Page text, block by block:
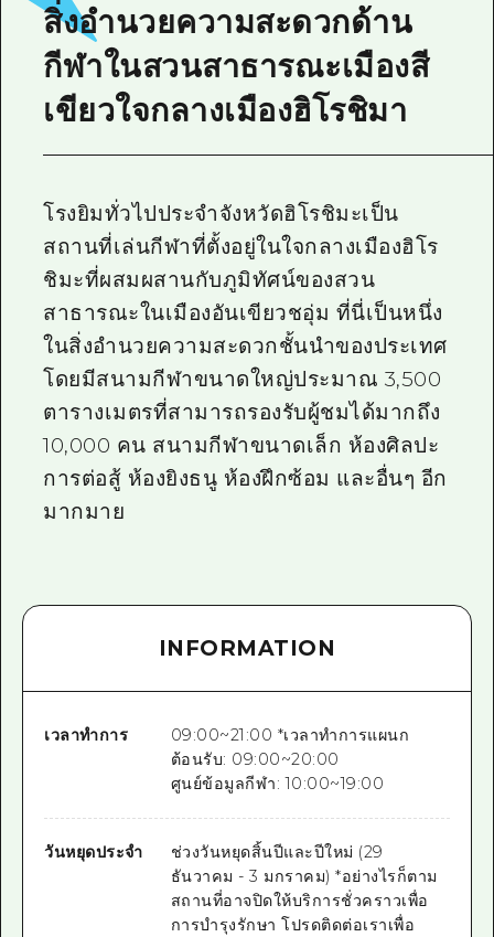
วิดีโอฮิโรชิม่า
คำถามที่พบบ่อย
ดาวน์โหลดรูปภาพ
สิ่งอำนวยความสะดวกด้าน
กีฬาในสวนสาธารณะเมืองสี
เขียวใจกลางเมืองฮิโรชิมา
โรงยิมทั่วไปประจำจังหวัดฮิโรชิมะเป็น
สถานที่เล่นกีฬาที่ตั้งอยู่ในใจกลางเมืองฮิโร
ชิมะที่ผสมผสานกับภูมิทัศน์ของสวน
สาธารณะในเมืองอันเขียวชอุ่ม ที่นี่เป็นหนึ่ง
ในสิ่งอำนวยความสะดวกชั้นนำของประเทศ
โดยมีสนามกีฬาขนาดใหญ่ประมาณ 3,500
ตารางเมตรที่สามารถรองรับผู้ชมได้มากถึง
10,000 คน สนามกีฬาขนาดเล็ก ห้องศิลปะ
การต่อสู้ ห้องยิงธนู ห้องฝึกซ้อม และอื่นๆ อีก
มากมาย
INFORMATION
เวลาทำการ
09:00~21:00 *เวลาทำการแผนก
ต้อนรับ: 09:00~20:00
ศูนย์ข้อมูลกีฬา: 10:00~19:00
วันหยุดประจำ
ช่วงวันหยุดสิ้นปีและปีใหม่ (29
ธันวาคม - 3 มกราคม) *อย่างไรก็ตาม
สถานที่อาจปิดให้บริการชั่วคราวเพื่อ
การบำรุงรักษา โปรดติดต่อเราเพื่อ